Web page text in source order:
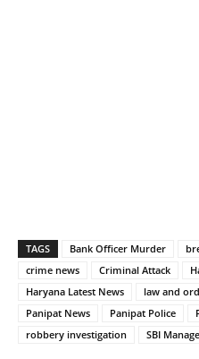
TAGS Bank Officer Murder
crime news
Criminal Attack
Haryana Latest News
law and
Panipat News
Panipat Police
robbery investigation
SBI